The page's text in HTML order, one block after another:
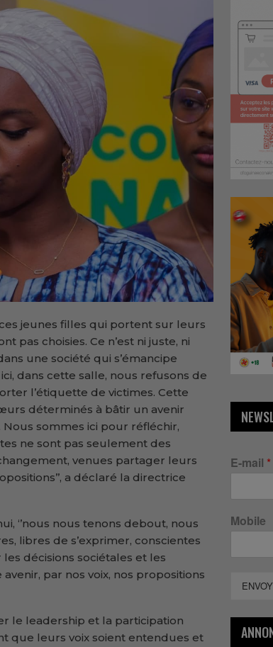
jeunes filles qui portent sur leurs
pas choisies. Ce n’est ni juste, ni
une société qui s’émancipe
dans cette salle, nous refusons de
l’étiquette de victimes. Cette
déterminés à bâtir un avenir
sommes ici pour réfléchir,
ne sont pas seulement des
venues partager leurs
a déclaré la directrice
‘’nous nous tenons debout, nous
libres de s’exprimer, conscientes
décisions sociétales et les
par nos voix, nos propositions
le leadership et la participation
que leurs voix soient entendues et
E-mail *
Mobile